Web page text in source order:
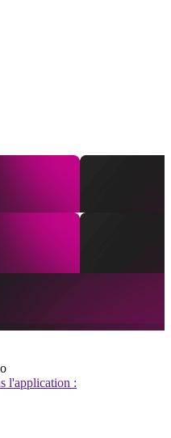
l'application :